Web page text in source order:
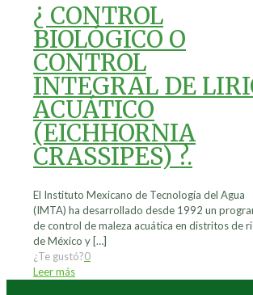
¿ CONTROL
BIOLÓGICO O
CONTROL
INTEGRAL DE
ACUÁTICO
(EICHHORNIA
CRASSIPES) ?.
El Instituto Mexicano de Tecnología del Agua
(IMTA) ha desarrollado desde 1992 un
de control de maleza acuática en distritos de
de México y […]
¿Te gustó?0
Leer más